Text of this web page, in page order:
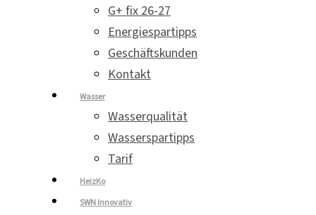
G+ fix 26-27
Energiespartipps
Geschäftskunden
Kontakt
Wasser
Wasserqualität
Wasserspartipps
Tarif
HeizKo
SWN Innovativ